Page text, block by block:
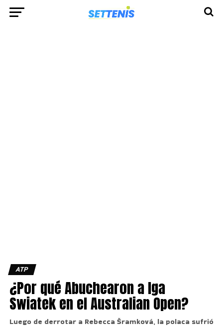
ATP
¿Por qué Abuchearon a Iga
Swiatek en el Australian Open?
Luego de derrotar a Rebecca Šramková, la polaca sufrió